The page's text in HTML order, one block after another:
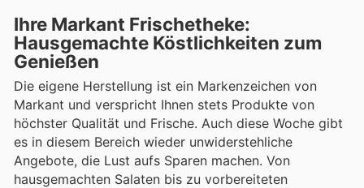
Ihre Markant Frischetheke:
Hausgemachte Köstlichkeiten zum
Genießen
Die eigene Herstellung ist ein Markenzeichen von
Markant und verspricht Ihnen stets Produkte von
höchster Qualität und Frische. Auch diese Woche gibt
es in diesem Bereich wieder unwiderstehliche
Angebote, die Lust aufs Sparen machen. Von
hausgemachten Salaten bis zu vorbereiteten